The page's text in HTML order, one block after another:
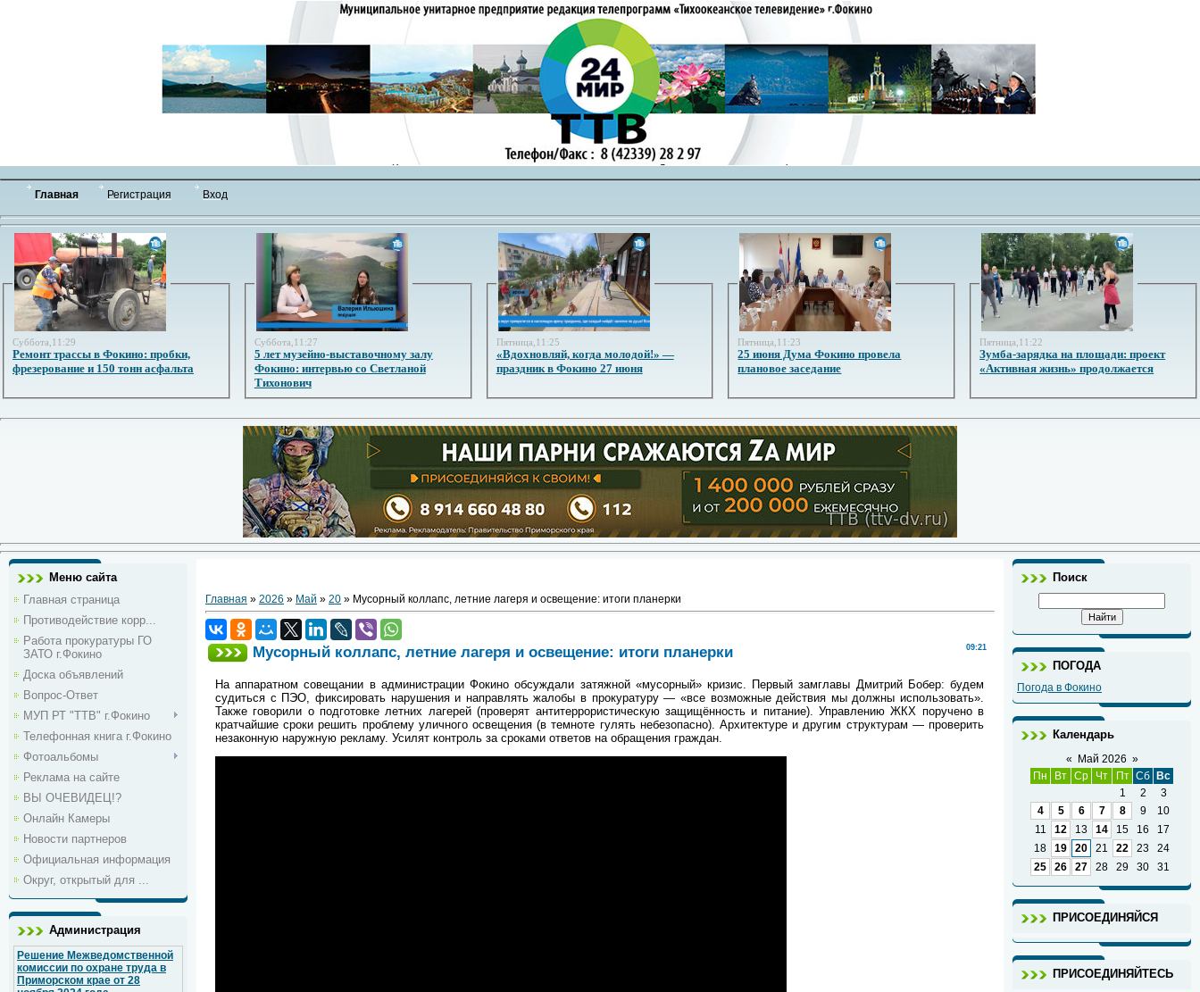
Главная Регистрация Вход
Суббота,11:29
Ремонт трассы в Фокино: пробки,
фрезерование и 150 тонн асфальта
Суббота,11:27
5 лет музейно-выставочному залу
Фокино: интервью со Светланой
Тихонович
Пятница,11:25
«Вдохновляй, когда молодой!» —
праздник в Фокино 27 июня
Пятница,11:23
25 июня Дума Фокино провела
плановое заседание
Пятница,11:22
Зумба-зарядка на площади: проект
«Активная жизнь» продолжается
Меню сайта
Главная страница
Противодействие корр...
Работа прокуратуры ГО
ЗАТО г.Фокино
Доска объявлений
Вопрос-Ответ
МУП РТ "ТТВ" г.Фокино
Телефонная книга г.Фокино
Фотоальбомы
Реклама на сайте
ВЫ ОЧЕВИДЕЦ!?
Онлайн Камеры
Новости партнеров
Официальная информация
Округ, открытый для ...
Администрация
Решение Межведомственной
комиссии по охране труда в
Приморском крае от 28
Главная » 2026 » Май » 20 » Мусорный коллапс, летние лагеря и освещение: итоги планерки
09:21
Мусорный коллапс, летние лагеря и освещение: итоги планерки
На аппаратном совещании в администрации Фокино обсуждали затяжной «мусорный» кризис. Первый замглавы Дмитрий Бобер: будем
судиться с ПЭО, фиксировать нарушения и направлять жалобы в прокуратуру — «все возможные действия мы должны использовать».
Также говорили о подготовке летних лагерей (проверят антитеррористическую защищённость и питание). Управлению ЖКХ поручено в
кратчайшие сроки решить проблему уличного освещения (в темноте гулять небезопасно). Архитектуре и другим структурам — проверить
незаконную наружную рекламу. Усилят контроль за сроками ответов на обращения граждан.
Поиск
ПОГОДА
Погода в Фокино
Календарь
« Май 2026 »
Пн
Вт Ср Чт Пт Сб
Вс
1
2
3
4
5 6 7 8 9
10
11
12 13 14 15 16
17
18
19 20 21 22 23
24
25
26 27 28 29 30 31
ПРИСОЕДИНЯЙСЯ
ПРИСОЕДИНЯЙТЕСЬ